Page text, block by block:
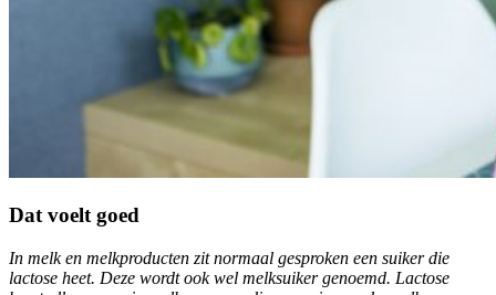
Dat voelt goed
In melk en melkproducten zit normaal gesproken een suiker die
lactose heet. Deze wordt ook wel melksuiker genoemd. Lactose